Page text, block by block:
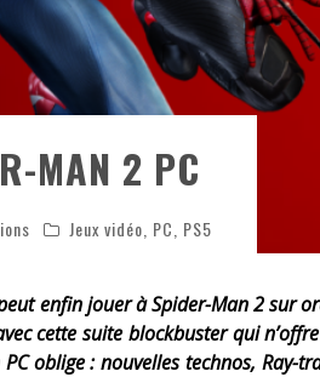
STAR FOX
MAN 2 PC
Jeux vidéo PC PS5
enfin jouer à Spider-Man 2 sur
cette suite blockbuster qui
oblige : nouvelles technos, Ray-